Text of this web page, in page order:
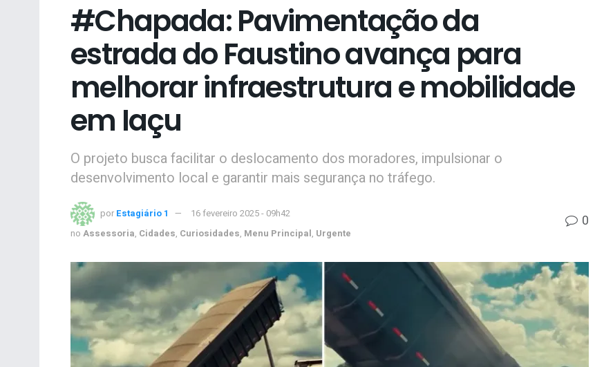
#Chapada: Pavimentação da
estrada do Faustino avança para
melhorar infraestrutura e mobilidade
em Iaçu
O projeto busca facilitar o deslocamento dos moradores, impulsionar o
desenvolvimento local e garantir mais segurança no tráfego.
por Estagiário 1
16 fevereiro 2025 - 09h42
no Assessoria, Cidades, Curiosidades, Menu Principal, Urgente
0